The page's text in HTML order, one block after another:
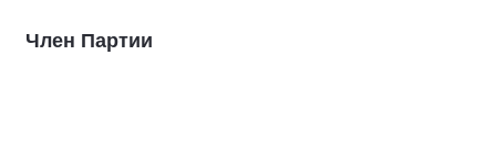
Член Партии